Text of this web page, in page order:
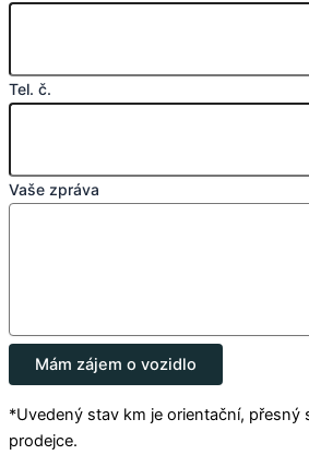
Tel. č.
Vaše zpráva
Mám zájem o vozidlo
*Uvedený stav km je orientační, přesný
prodejce.